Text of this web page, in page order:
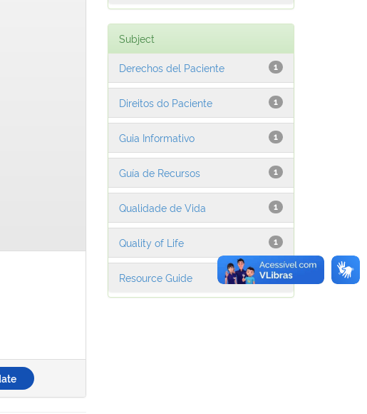
Subject
1
Derechos del Paciente
1
Direitos do Paciente
1
Guia Informativo
1
Guía de Recursos
1
Qualidade de Vida
1
Quality of Life
1
Resource Guide